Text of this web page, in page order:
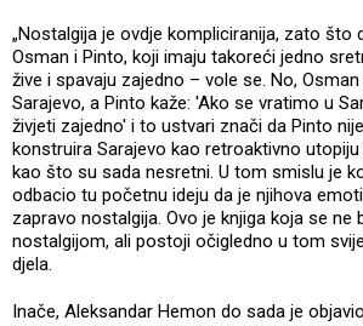
„Nostalgija je ovdje kompliciranija, zato što
Osman i Pinto, koji imaju takoreći jedno
žive i spavaju zajedno – vole se. No,
Sarajevo, a Pinto kaže: 'Ako se vratimo u
živjeti zajedno' i to ustvari znači da Pinto
konstruira Sarajevo kao retroaktivno
kao što su sada nesretni. U tom smislu je
odbacio tu početnu ideju da je njihova
zapravo nostalgija. Ovo je knjiga koja se ne
nostalgijom, ali postoji očigledno u tom
djela.
Inače, Aleksandar Hemon do sada je